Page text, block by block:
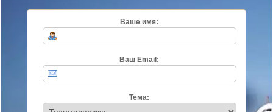
Ваше имя:
Ваш Email:
Тема: